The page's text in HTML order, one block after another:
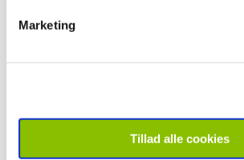
Marketing
Tillad alle cookies
Osteopati eller behandling med
gennem brugerbetaling eller en privat